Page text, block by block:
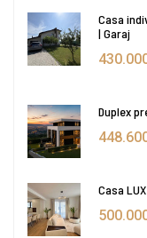
Casa
| Garaj
Duplex
Casa